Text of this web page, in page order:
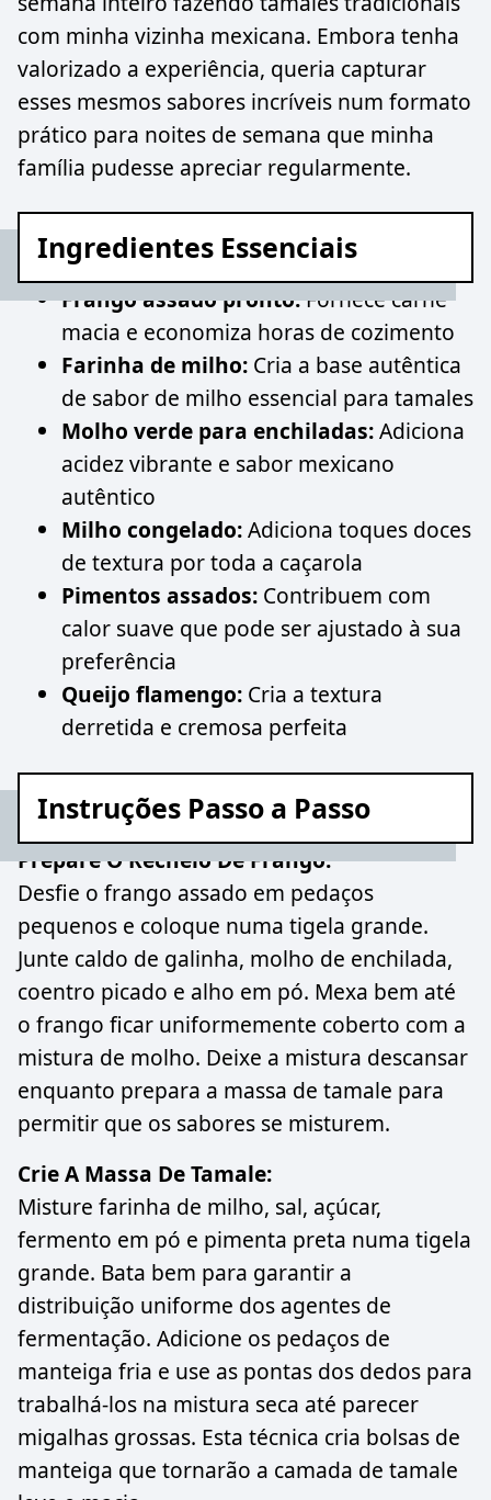
com minha vizinha mexicana. Embora tenha
valorizado a experiência, queria capturar
esses mesmos sabores incríveis num formato
prático para noites de semana que minha
família pudesse apreciar regularmente.
Ingredientes Essenciais
Frango assado pronto:Fornece carne
macia e economiza horas de cozimento
Farinha de milho: Cria a base autêntica
de sabor de milho essencial para tamales
Molho verde para enchiladas:Adiciona
acidez vibrante e sabor mexicano
autêntico
Milho congelado:Adiciona toques doces
de textura por toda a caçarola
Pimentos assados: Contribuem com
calor suave que pode ser ajustado à sua
preferência
Queijo flamengo: Cria a textura
derretida e cremosa perfeita
Instruções Passo a Passo
Prepare O Recheio De Frango:
Desfie o frango assado em pedaços
pequenos e coloque numa tigela grande.
Junte caldo de galinha, molho de enchilada,
coentro picado e alho em pó. Mexa bem até
o frango ficar uniformemente coberto com a
mistura de molho. Deixe a mistura descansar
enquanto prepara a massa de tamale para
permitir que os sabores se misturem.
Crie A Massa De Tamale:
Misture farinha de milho, sal, açúcar,
fermento em pó e pimenta preta numa tigela
grande. Bata bem para garantir a
distribuição uniforme dos agentes de
fermentação. Adicione os pedaços de
manteiga fria e use as pontas dos dedos para
trabalhá-los na mistura seca até parecer
migalhas grossas. Esta técnica cria bolsas de
manteiga que tornarão a camada de tamale